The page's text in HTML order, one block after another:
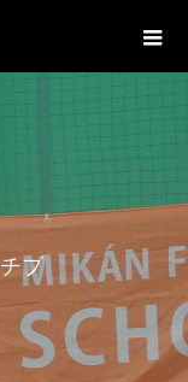
ブログ